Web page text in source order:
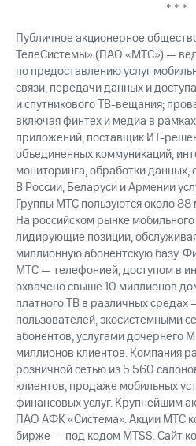
* * *
Публичное акционерное
ТелеСистемы» (ПАО «МТС») —
по предоставлению услуг
связи, передачи данных и
и спутникового ТВ-вещания;
включая финтех и медиа в
приложений; поставщик ИТ-
объединенных коммуникаций,
мониторинга, обработки
В России, Беларуси и Армении
Группы МТС пользуются около
На российском рынке
лидирующие позиции,
миллионную абонентскую базу.
МТС — телефонией, доступом в
охвачено свыше 10 миллионов
платного ТВ в различных
пользователей, экосистемными
абонентов, услугами дочернего
миллионов клиентов. Компания
розничной сетью из 5 560
клиентов, продаже мобильных
финансовых услуг. Крупнейшим
ПАО АФК «Система». Акции МТС
бирже — под кодом MTSS. Сайт